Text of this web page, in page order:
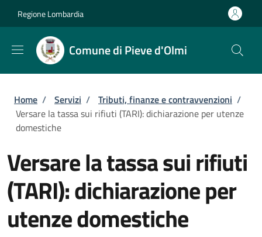
Regione Lombardia
Comune di Pieve d'Olmi
Briciole di pane
Home / Servizi / Tributi, finanze e contravvenzioni /
Versare la tassa sui rifiuti (TARI): dichiarazione per utenze
domestiche
Versare la tassa sui rifiuti
(TARI): dichiarazione per
utenze domestiche